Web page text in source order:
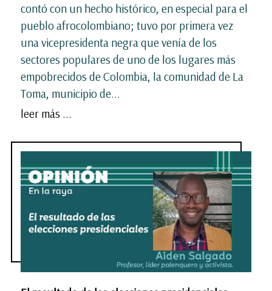
contó con un hecho histórico, en especial para el
pueblo afrocolombiano; tuvo por primera vez
una vicepresidenta negra que venía de los
sectores populares de uno de los lugares más
empobrecidos de Colombia, la comunidad de La
Toma, municipio de...
leer más ...